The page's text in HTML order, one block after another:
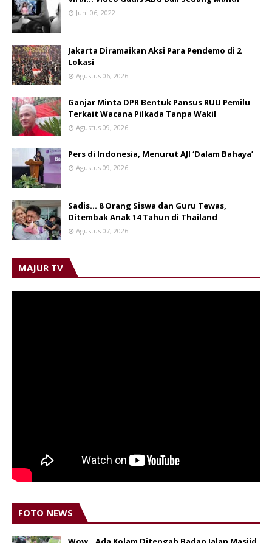
Juni 06, 2022
Jakarta Diramaikan Aksi Para Pendemo di 2
Lokasi
Agustus 06, 2026
Ganjar Minta DPR Bentuk Pansus RUU Pemilu
Terkait Wacana Pilkada Tanpa Wakil
Agustus 09, 2026
Pers di Indonesia, Menurut AJI ‘Dalam Bahaya’
Agustus 09, 2026
Sadis… 8 Orang Siswa dan Guru Tewas,
Ditembak Anak 14 Tahun di Thailand
Agustus 07, 2026
MAJUR TV
FOTO NEWS